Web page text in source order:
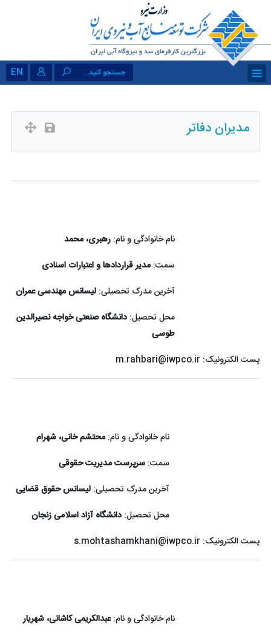
EN جستجو کنید...
مدیران دفاتر
نام خانوادگی و نام:رهبری، محمد
سمت:مدیر قراردادها و اعتبارات اسنادی
آخرین مدرک تحصیلی:لیسانس مهندسی عمران
محل تحصیل:دانشگاه صنعتی خواجه نصیرالدین
طوسی
پست الکترونیک: m.rahbari@iwpco.ir
نام خانوادگی و نام:محتشم خانی، شهرام
سمت:سرپرست مدیریت حقوقی
آخرین مدرک تحصیلی:لیسانس حقوق قضایی
محل تحصیل:دانشگاه آزاد اسلامی زنجان
پست الکترونیک: s.mohtashamkhani@iwpco.ir
نام خانوادگی و نام:عبدالکریمی کاشانی، شهریار